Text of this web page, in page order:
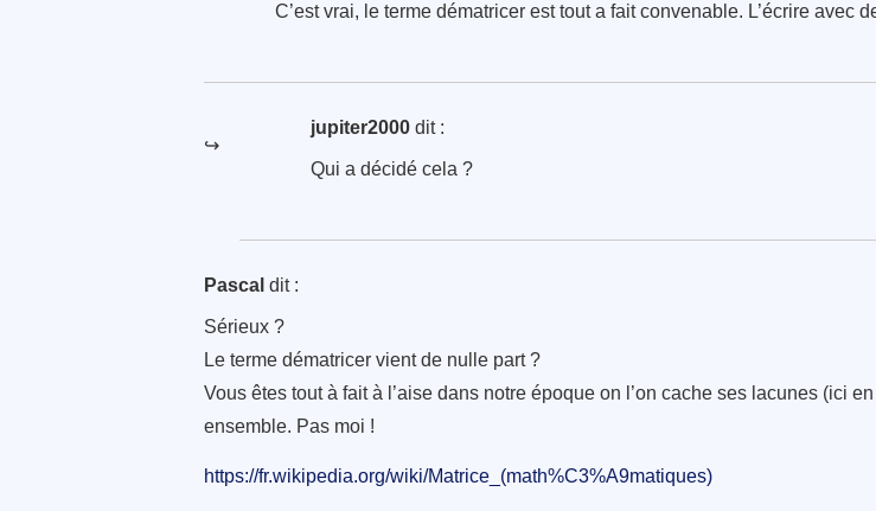
C’est vrai, le terme dématricer est tout a fait convenable. L’écrire avec
jupiter2000 dit :
Qui a décidé cela ?
Pascal dit :
Sérieux ?
Le terme dématricer vient de nulle part ?
Vous êtes tout à fait à l’aise dans notre époque on l’on cache ses lacunes (ici
ensemble. Pas moi !
https://fr.wikipedia.org/wiki/Matrice_(math%C3%A9matiques)